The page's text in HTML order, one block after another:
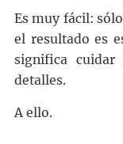
Es muy fácil:
el resultado es
significa cuidar
detalles.
A ello.